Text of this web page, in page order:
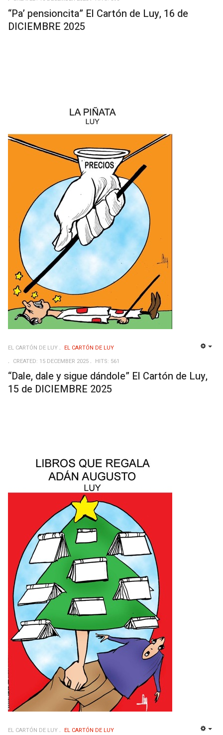
“Pa’ pensioncita” El Cartón de Luy, 16 de
DICIEMBRE 2025
EL CARTÓN DE LUY
EL CARTÓN DE LUY
CREATED: 15 DECEMBER 2025
HITS: 561
“Dale, dale y sigue dándole” El Cartón de Luy,
15 de DICIEMBRE 2025
EL CARTÓN DE LUY
EL CARTÓN DE LUY